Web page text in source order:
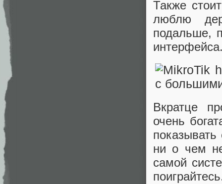
Также
люблю
подальше,
Вкратце
очень
ни о чем
самой